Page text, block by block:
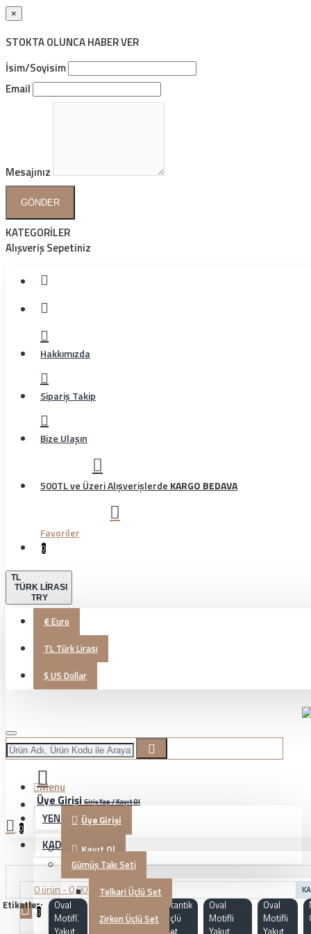
×
STOKTA OLUNCA HABER VER
İsim/Soyisim
Email
Mesajınız
GÖNDER
KATEGORİLER
Alışveriş Sepetiniz
Hakkımızda
Sipariş Takip
Bize Ulaşın
500TL ve Üzeri Alışverişlerde KARGO BEDAVA
Favoriler
0
TL
TÜRK LIRASI
TRY
€Euro
TL Türk Lirası
$ US Dollar
Üye Girişi Giriş Yap / Kayıt Ol
Üye Girişi
Kayıt Ol
0 ürün - 0,00TL
0
Menu
YENİ GELENLER
KADIN TAKI
Gümüş Takı Seti
Telkari Üçlü Set
Zirkon Üçlü Set
0
Etiketler:
Oval
Motifli
Yakut
Otantik
Üçlü
Set
Oval
Motifli
Yakut
Oval
Motifli
Yakut